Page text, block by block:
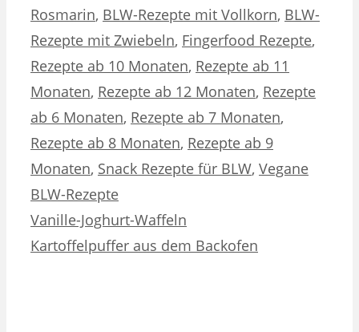
Rosmarin, BLW-Rezepte mit Vollkorn, BLW-
Rezepte mit Zwiebeln, Fingerfood Rezepte,
Rezepte ab 10 Monaten, Rezepte ab 11
Monaten, Rezepte ab 12 Monaten, Rezepte
ab 6 Monaten, Rezepte ab 7 Monaten,
Rezepte ab 8 Monaten, Rezepte ab 9
Monaten, Snack Rezepte für BLW, Vegane
BLW-Rezepte
Vanille-Joghurt-Waffeln
Kartoffelpuffer aus dem Backofen